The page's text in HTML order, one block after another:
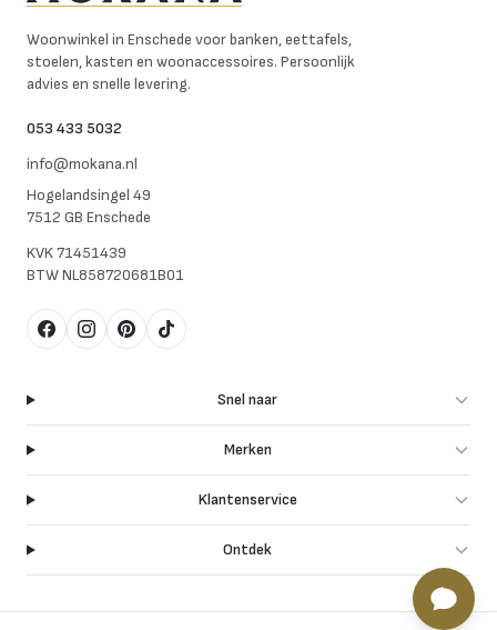
Woonwinkel in Enschede voor banken, eettafels,
stoelen, kasten en woonaccessoires. Persoonlijk
advies en snelle levering.
053 433 5032
info@mokana.nl
Hogelandsingel 49
7512 GB Enschede
KVK71451439
BTWNL858720681B01
FacebookInstagram
Pinterest
TikTok
Snel naar
Merken
Klantenservice
Ontdek